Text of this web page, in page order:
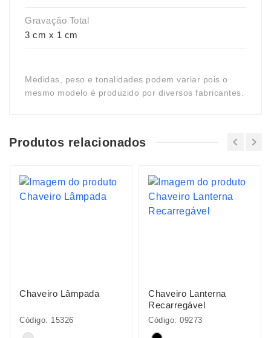
Gravação Total
3 cm x 1 cm
Medidas, peso e tonalidades podem variar pois o
mesmo modelo é produzido por diversos fabricantes.
Produtos relacionados
Chaveiro Lâmpada
Código: 15326
Chaveiro Lanterna
Recarregável
Código: 09273